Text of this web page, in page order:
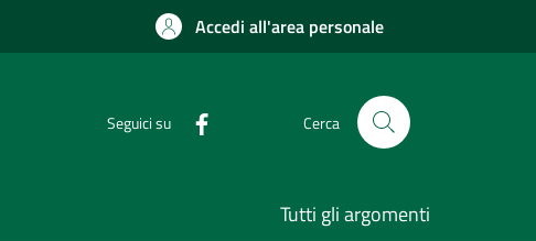
Accedi all'area personale
Seguici su Cerca
Tutti gli argomenti